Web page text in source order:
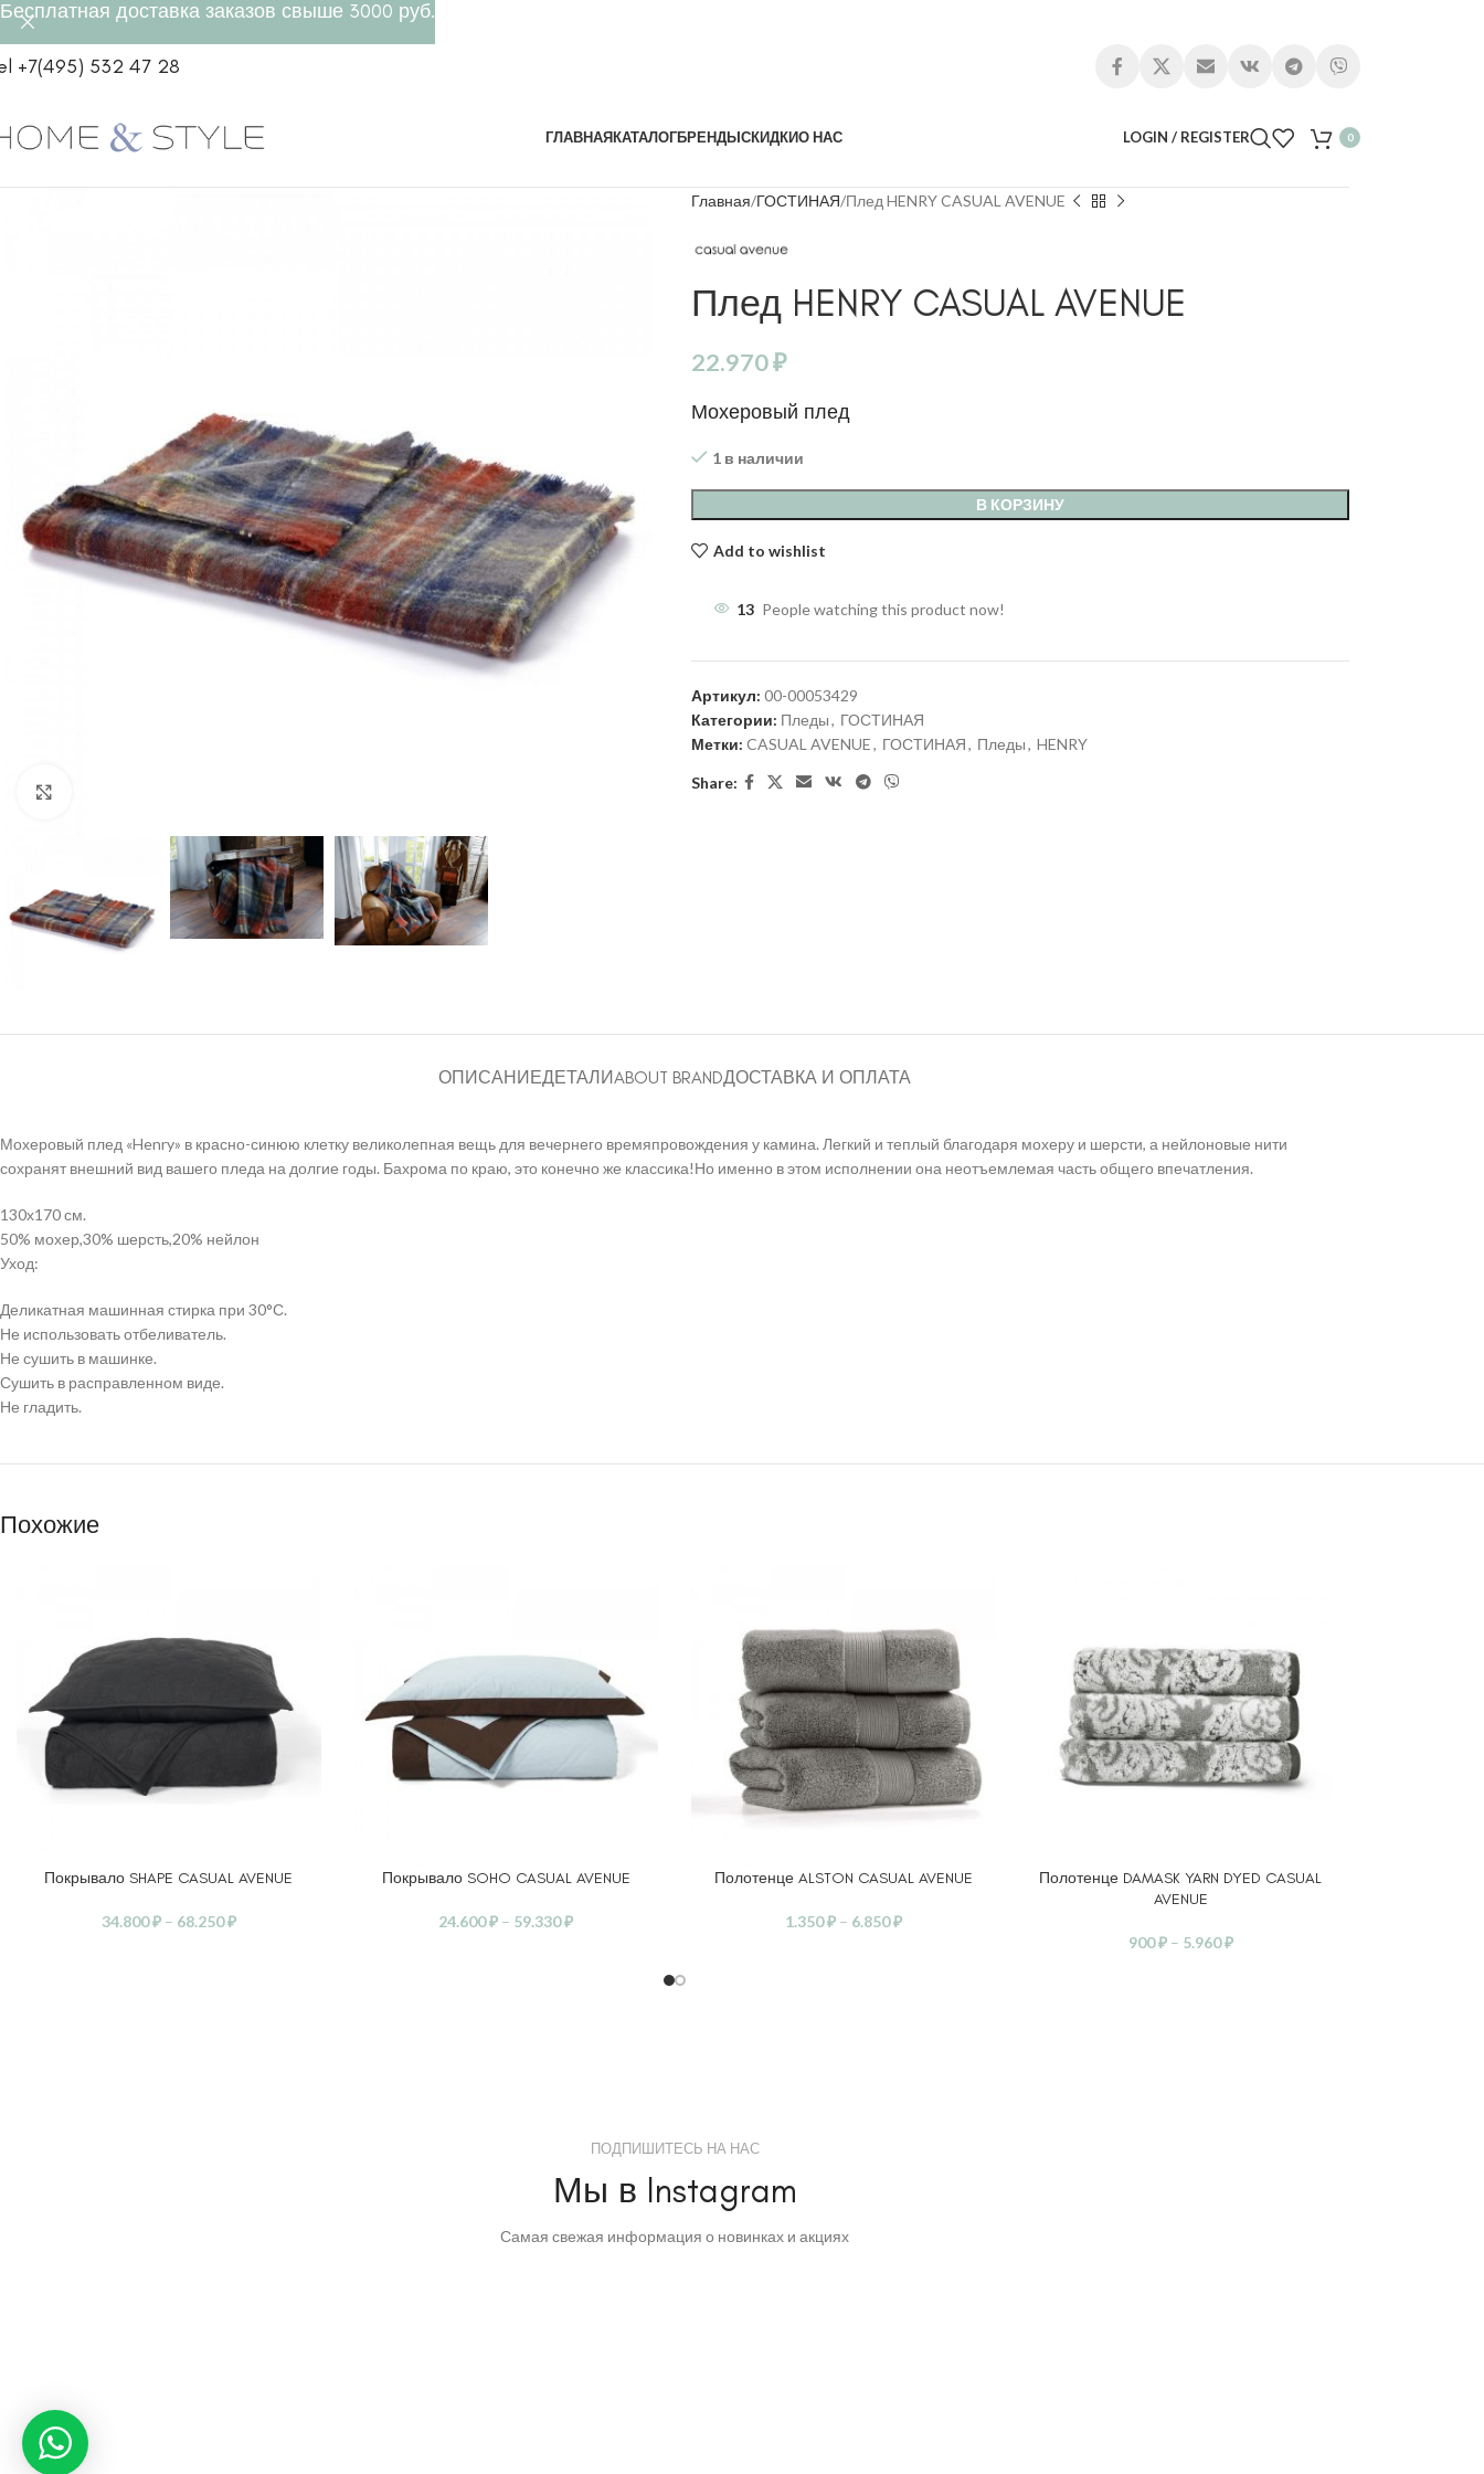
+7(495) 532 47 28
ГЛАВНАЯКАТАЛОГБРЕНДЫСКИДКИО НАС LOGIN / REGISTER 0
Главная ГОСТИНАЯ Плед HENRY CASUAL AVENUE
Плед HENRY CASUAL AVENUE
22.970₽
Мохеровый плед
1 в наличии
В КОРЗИНУ
Add to wishlist
13 People watching this product now!
Артикул: 00-00053429
Категории: Пледы, ГОСТИНАЯ
Метки: CASUAL AVENUE, ГОСТИНАЯ, Пледы, HENRY
Share:
ОПИСАНИЕДЕТАЛИABOUT BRANDДОСТАВКА И ОПЛАТА
Мохеровый плед «Henry» в красно-синюю клетку великолепная вещь для вечернего времяпровождения у камина. Легкий и теплый благодаря мохеру и шерсти, а нейлоновые нити
сохранят внешний вид вашего пледа на долгие годы. Бахрома по краю, это конечно же классика!Но именно в этом исполнении она неотъемлемая часть общего впечатления.
130х170 см.
50% мохер,30% шерсть,20% нейлон
Уход:
Деликатная машинная стирка при 30°С.
Не использовать отбеливатель.
Не сушить в машинке.
Сушить в расправленном виде.
Не гладить.
Похожие
ВЫБЕРИТЕ ПАРАМЕТРЫ
Покрывало SHAPE CASUAL AVENUE
34.800₽ – 68.250₽
ВЫБЕРИТЕ ПАРАМЕТРЫ
Покрывало SOHO CASUAL AVENUE
24.600₽ – 59.330₽
ВЫБЕРИТЕ ПАРАМЕТРЫ
Полотенце ALSTON CASUAL AVENUE
1.350₽ – 6.850₽
ВЫБЕРИТЕ ПАРАМЕТРЫ
Полотенце DAMASK YARN DYED CASUAL
AVENUE
900₽ – 5.960₽
ПОДПИШИТЕСЬ НА НАС
Мы в Instagram
Самая свежая информация о новинках и акциях
Бесплатная доставка заказов свыше 3000 руб.